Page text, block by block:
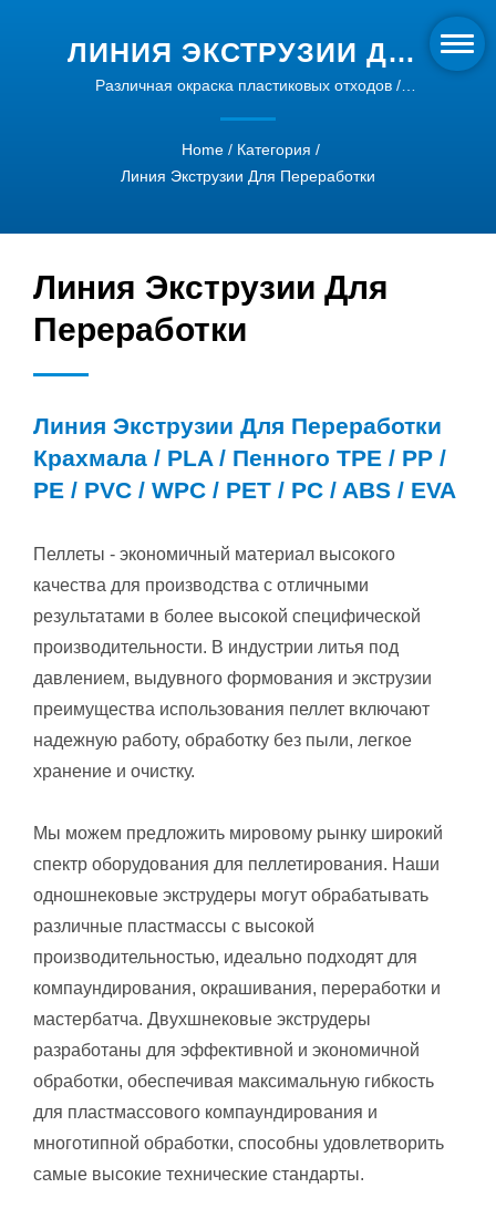
ЛИНИЯ ЭКСТРУЗИИ ДЛЯ
ПЕРЕРАБОТКИ
КРАХМАЛА / PLA /
ПЕННОГО TPE / PP / PE /
ВЫСОКОЭФФЕКТИВНЫЕ
ЭКСТРУДЕРЫ ДЛЯ
Различная окраска пластиковых отходов /
Home / Категория /
Линия Экструзии Для Переработки
Линия Экструзии Для
Переработки
Линия Экструзии Для Переработки
Крахмала / PLA / Пенного TPE / PP /
PE / PVC / WPC / PET / PC / ABS / EVA
Пеллеты - экономичный материал высокого
качества для производства с отличными
результатами в более высокой специфической
производительности. В индустрии литья под
давлением, выдувного формования и экструзии
преимущества использования пеллет включают
надежную работу, обработку без пыли, легкое
хранение и очистку.
Мы можем предложить мировому рынку широкий
спектр оборудования для пеллетирования. Наши
одношнековые экструдеры могут обрабатывать
различные пластмассы с высокой
производительностью, идеально подходят для
компаундирования, окрашивания, переработки и
мастербатча. Двухшнековые экструдеры
разработаны для эффективной и экономичной
обработки, обеспечивая максимальную гибкость
для пластмассового компаундирования и
многотипной обработки, способны удовлетворить
самые высокие технические стандарты.